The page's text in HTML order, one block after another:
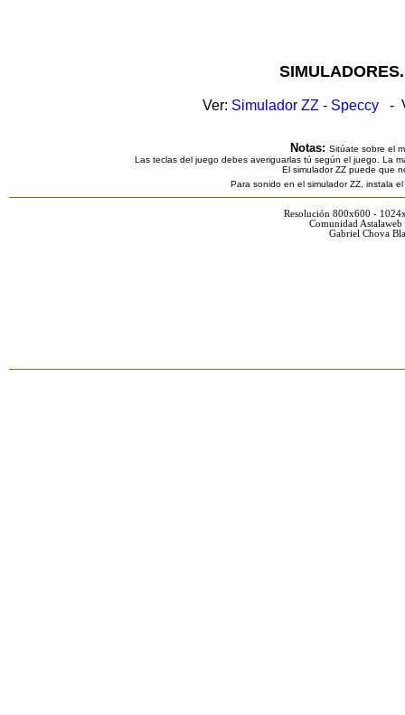
Ver: Simulador ZZ - Speccy -
Notas: Sitúate sobre el
Las teclas del juego debes averiguarlas tú según el juego. La
El simulador ZZ puede que
Para sonido en el simulador ZZ, instala
Resolución 800x600 -
Comunidad
Gabriel Chova